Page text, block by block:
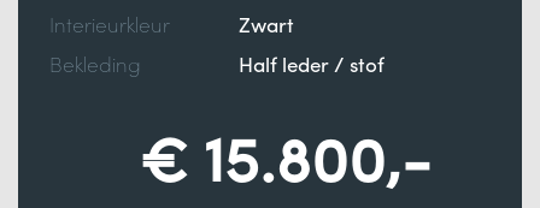
Interieurkleur
Zwart
Bekleding
Half leder / stof
€ 15.800,-